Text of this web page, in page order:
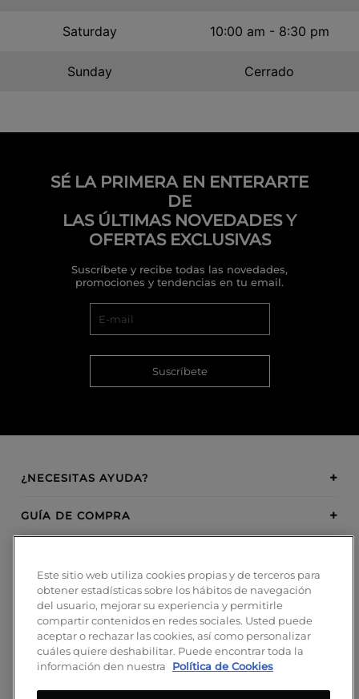
Saturday 10:00 am - 8:30 pm
Sunday Cerrado
SÉ LA PRIMERA EN ENTERARTE
DE
LAS ÚLTIMAS NOVEDADES Y
OFERTAS EXCLUSIVAS
Suscríbete y recibe todas las novedades,
promociones y tendencias en tu email.
Suscríbete
¿NECESITAS AYUDA?
GUÍA DE COMPRA
INSPIRATION
MÉTODOS DE PAGO
Este sitio web utiliza cookies propias y de terceros para
obtener estadísticas sobre los hábitos de navegación
del usuario, mejorar su experiencia y permitirle
compartir contenidos en redes sociales. Usted puede
aceptar o rechazar las cookies, así como personalizar
cuáles quiere deshabilitar. Puede encontrar toda la
información den nuestra
Política de Cookies